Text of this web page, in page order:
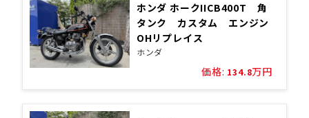
ホンダ ホークIICB400T 角
タンク カスタム エンジン
OHリプレイス
ホンダ
価格: 134.8万円